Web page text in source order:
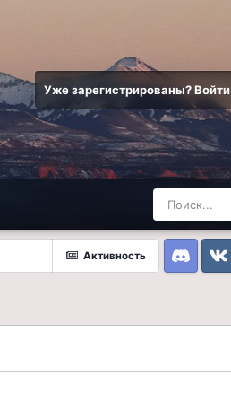
Уже зарегистрированы? Войти
Активность
DiscordVK